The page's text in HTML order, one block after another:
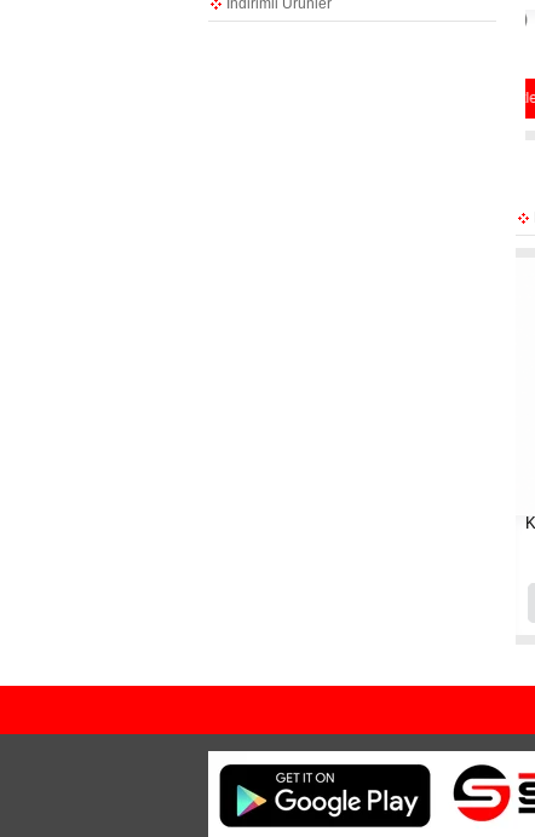
İndirimli Ürünler
MOTUL 20W40 4T ( 1 LT )
KASK PANLEO H3